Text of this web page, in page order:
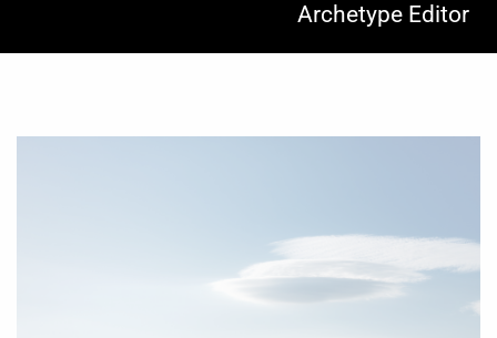
Archetype Editor